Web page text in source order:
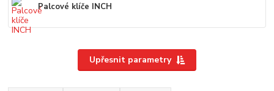
Palcové klíče INCH
Upřesnit parametry